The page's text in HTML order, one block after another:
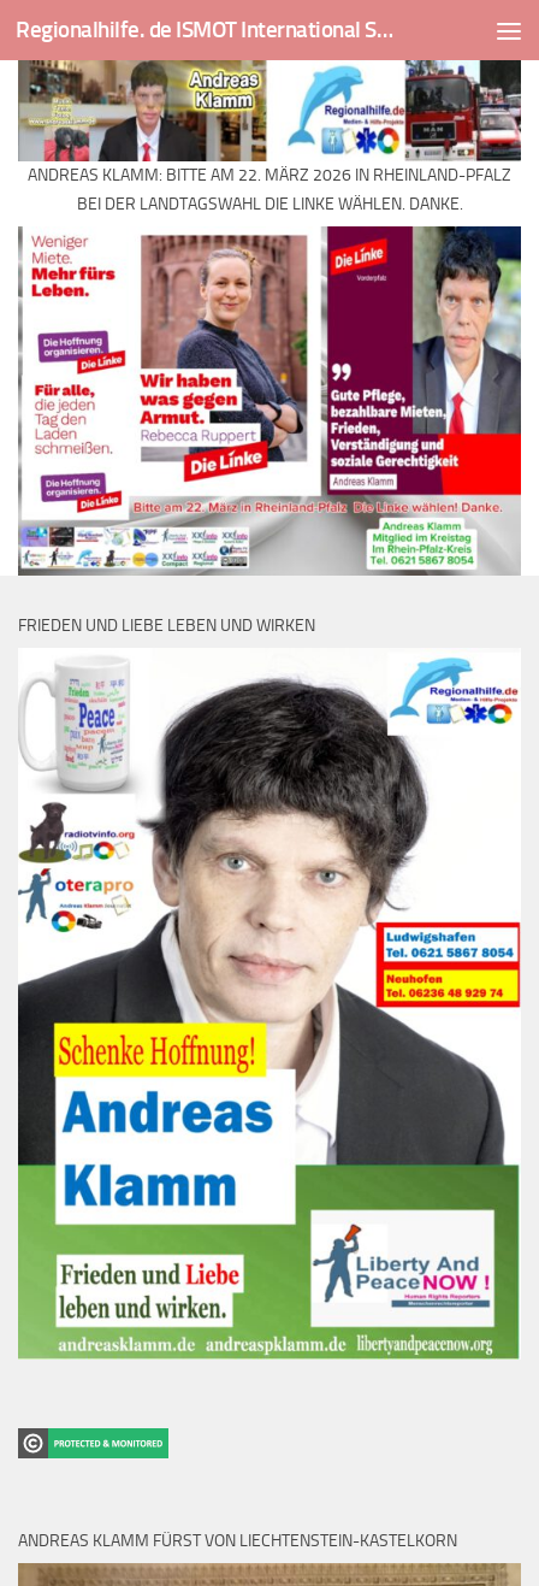
Skip to content Regionalhilfe. de ISMOT International Social And Medical Outreach Team
ANDREAS KLAMM: BITTE AM 22. MÄRZ 2026 IN RHEINLAND-PFALZ
BEI DER LANDTAGSWAHL DIE LINKE WÄHLEN. DANKE.
FRIEDEN UND LIEBE LEBEN UND WIRKEN
ANDREAS KLAMM FÜRST VON LIECHTENSTEIN-KASTELKORN